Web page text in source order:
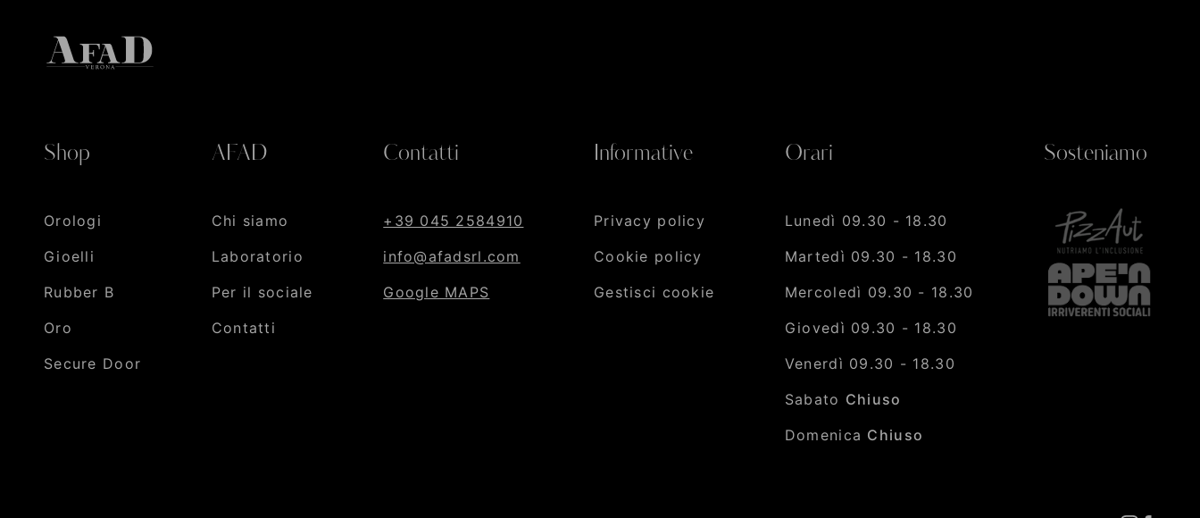
Shop
Orologi
Gioelli
Rubber B
Oro
Secure Door
AFAD
Chi siamo
Laboratorio
Per il sociale
Contatti
Contatti
+39 045 2584910
info@afadsrl.com
Google MAPS
Informative
Privacy policy
Cookie policy
Gestisci cookie
Orari
Lunedì 09.30 - 18.30
Martedì 09.30 - 18.30
Mercoledì 09.30 - 18.30
Giovedì 09.30 - 18.30
Venerdì 09.30 - 18.30
Sabato Chiuso
Domenica Chiuso
Sosteniamo